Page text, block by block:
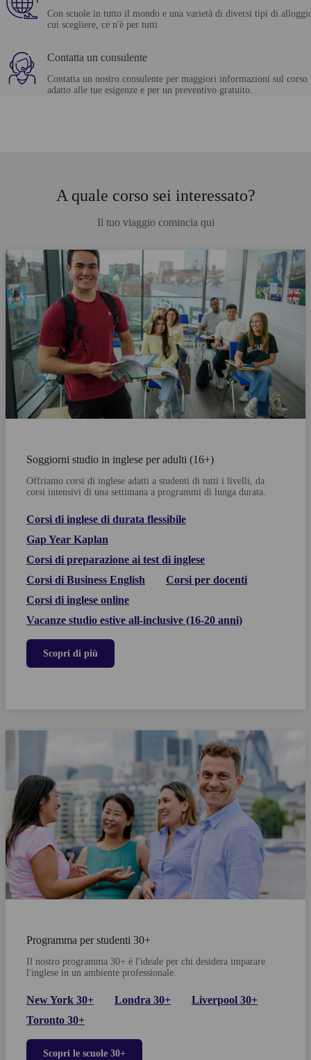
Con scuole in tutto il mondo e una varietà di diversi tipi di
cui scegliere, ce n'è per tutti
Contatta un consulente
Contatta un nostro consulente per maggiori informazioni sul corso
adatto alle tue esigenze e per un preventivo gratuito.
A quale corso sei interessato?
Il tuo viaggio comincia qui
Soggiorni studio in inglese per adulti (16+)
Offriamo corsi di inglese adatti a studenti di tutti i livelli, da
corsi intensivi di una settimana a programmi di lunga durata.
Corsi di inglese di durata flessibile
Gap Year Kaplan
Corsi di preparazione ai test di inglese
Corsi di Business English
Corsi per docenti
Corsi di inglese online
Vacanze studio estive all-inclusive (16-20 anni)
Scopri di più
Programma per studenti 30+
Il nostro programma 30+ è l'ideale per chi desidera imparare
l'inglese in un ambiente professionale.
New York 30+ Londra 30+
Liverpool 30+
Toronto 30+
Scopri le scuole 30+